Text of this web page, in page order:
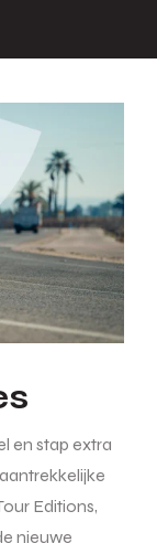
en stap extra
Editions,
nieuwe